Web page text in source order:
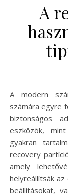
A
A modern számítástechnika világában a felhasználók
számára egyre
biztonságos
eszközök,
gyakran
recovery
amely
helyreállítsák
beállításokat,